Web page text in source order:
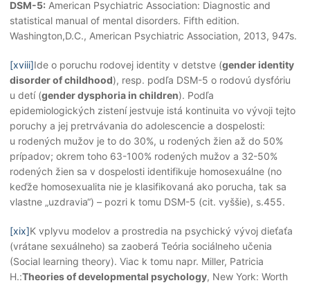
DSM-5: American Psychiatric Association: Diagnostic and
statistical manual of mental disorders. Fifth edition.
Washington,D.C., American Psychiatric Association, 2013, 947s.
[xviii]Ide o poruchu rodovej identity v detstve (gender identity
disorder of childhood), resp. podľa DSM-5 o rodovú dysfóriu
u detí (gender dysphoria in children). Podľa
epidemiologických zistení jestvuje istá kontinuita vo vývoji tejto
poruchy a jej pretrvávania do adolescencie a dospelosti:
u rodených mužov je to do 30%, u rodených žien až do 50%
prípadov; okrem toho 63-100% rodených mužov a 32-50%
rodených žien sa v dospelosti identifikuje homosexuálne (no
keďže homosexualita nie je klasifikovaná ako porucha, tak sa
vlastne „uzdravia“) – pozri k tomu DSM-5 (cit. vyššie), s.455.
[xix]K vplyvu modelov a prostredia na psychický vývoj dieťaťa
(vrátane sexuálneho) sa zaoberá Teória sociálneho učenia
(Social learning theory). Viac k tomu napr. Miller, Patricia
H.:Theories of developmental psychology, New York: Worth